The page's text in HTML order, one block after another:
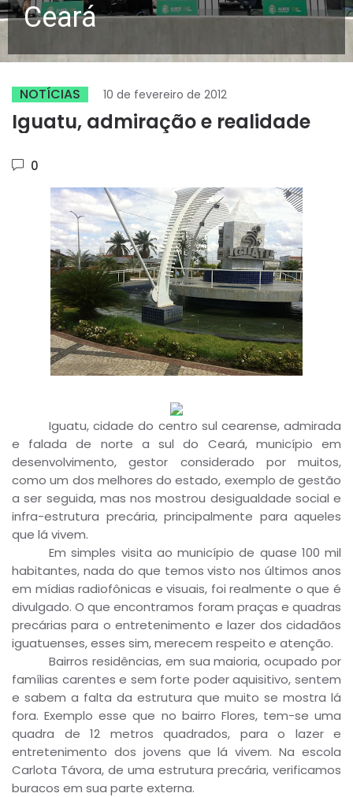
Ceará
NOTÍCIAS 10 de fevereiro de 2012
Iguatu, admiração e realidade
0
Iguatu, cidade do centro sul cearense, admirada
e falada de norte a sul do Ceará, município em
desenvolvimento, gestor considerado por muitos,
como um dos melhores do estado, exemplo de gestão
a ser seguida, mas nos mostrou desigualdade social e
infra-estrutura precária, principalmente para aqueles
que lá vivem.
Em simples visita ao município de quase 100 mil
habitantes, nada do que temos visto nos últimos anos
em mídias radiofônicas e visuais, foi realmente o que é
divulgado. O que encontramos foram praças e quadras
precárias para o entretenimento e lazer dos cidadãos
iguatuenses, esses sim, merecem respeito e atenção.
Bairros residências, em sua maioria, ocupado por
famílias carentes e sem forte poder aquisitivo, sentem
e sabem a falta da estrutura que muito se mostra lá
fora. Exemplo esse que no bairro Flores, tem-se uma
quadra de 12 metros quadrados, para o lazer e
entretenimento dos jovens que lá vivem. Na escola
Carlota Távora, de uma estrutura precária, verificamos
buracos em sua parte externa.